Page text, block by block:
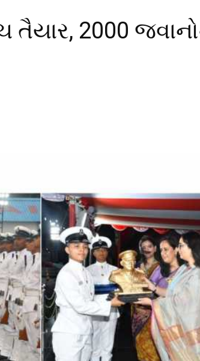
2000